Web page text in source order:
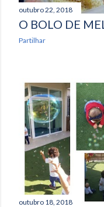
outubro 22, 2018
O BOLO DE MEL
Partilhar
outubro 18, 2018